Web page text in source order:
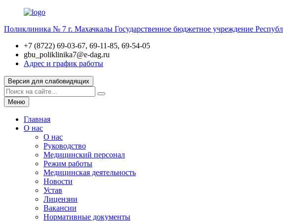
Поликлиника № 7 г. Махачкалы Государственное бюджетное учреждение
+7 (8722) 69-03-67, 69-11-85, 69-54-05
gbu_poliklinika7@e-dag.ru
Адрес и график работы
Версия для слабовидящих
Меню
Главная
О нас
О нас
Руководство
Медицинский персонал
Режим работы
Медицинская деятельность
Новости
Устав
Лицензии
Вакансии
Нормативные документы